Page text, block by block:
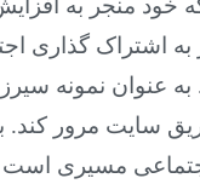
خود منجر به
به اشتراک گذاری
عنوان نمونه سیرز
سایت مرور
مسیری است